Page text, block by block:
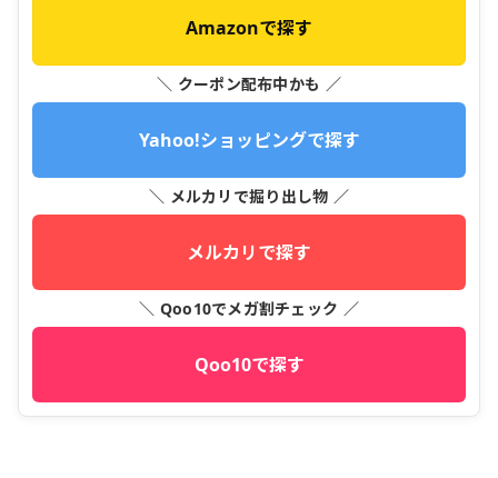
Amazonで探す
＼ クーポン配布中かも ／
Yahoo!ショッピングで探す
＼ メルカリで掘り出し物 ／
メルカリで探す
＼ Qoo10でメガ割チェック ／
Qoo10で探す